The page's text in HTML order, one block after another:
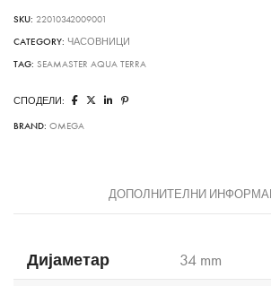
SKU: 22010342009001
CATEGORY: ЧАСОВНИЦИ
TAG: SEAMASTER AQUA TERRA
СПОДЕЛИ:
BRAND: OMEGA
ДОПОЛНИТЕЛНИ
Дијаметар
34 mm